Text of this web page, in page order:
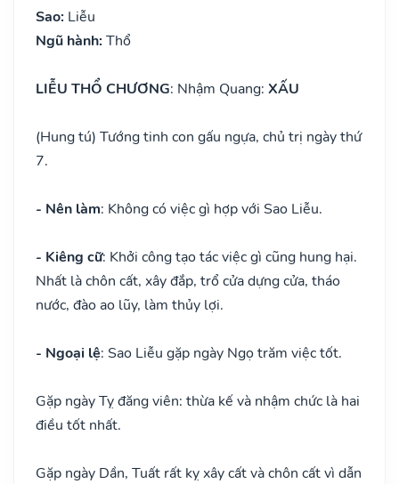
Sao: Liễu
Ngũ hành: Thổ
LIỄU THỔ CHƯƠNG: Nhậm Quang: XẤU
(Hung tú) Tướng tinh con gấu ngựa, chủ trị ngày thứ
7.
- Nên làm: Không có việc gì hợp với Sao Liễu.
- Kiêng cữ: Khởi công tạo tác việc gì cũng hung hại.
Nhất là chôn cất, xây đắp, trổ cửa dựng cửa, tháo
nước, đào ao lũy, làm thủy lợi.
- Ngoại lệ: Sao Liễu gặp ngày Ngọ trăm việc tốt.
Gặp ngày Tỵ đăng viên: thừa kế và nhậm chức là hai
điều tốt nhất.
Gặp ngày Dần, Tuất rất kỵ xây cất và chôn cất vì dẫn